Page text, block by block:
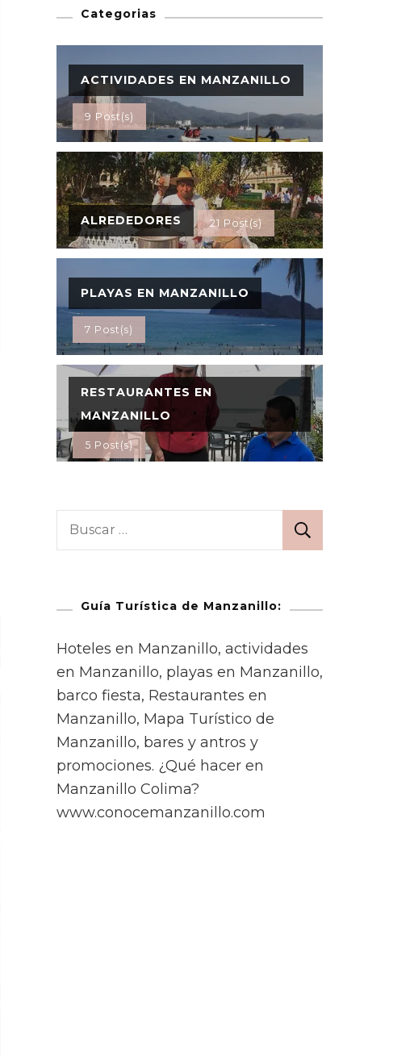
Categorias
ACTIVIDADES EN MANZANILLO
9 Post(s)
ALREDEDORES 21 Post(s)
PLAYAS EN MANZANILLO
7 Post(s)
RESTAURANTES EN
MANZANILLO
5 Post(s)
Guía Turística de Manzanillo:
Hoteles en Manzanillo, actividades
en Manzanillo, playas en Manzanillo,
barco fiesta, Restaurantes en
Manzanillo, Mapa Turístico de
Manzanillo, bares y antros y
promociones. ¿Qué hacer en
Manzanillo Colima?
www.conocemanzanillo.com